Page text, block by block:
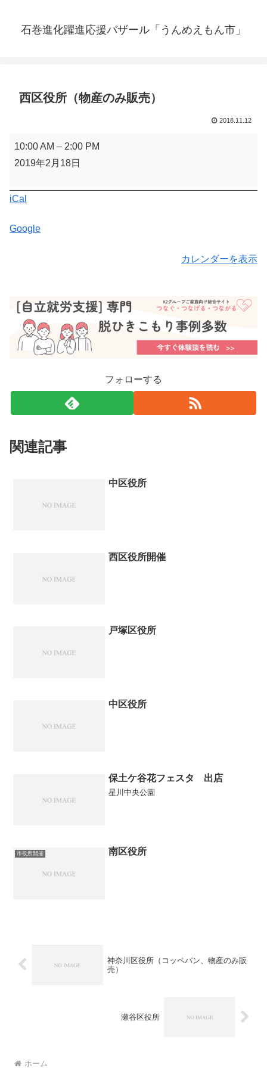
石巻進化躍進応援バザール「うんめえもん市」
西区役所（物産のみ販売）
2018.11.12
西
区
所
産
10:00 AM – 2:00 PM
2019年2月18日
iCal
Google
カレンダーを表示
フォローする
関連記事
中区役所
西区役所開催
戸塚区役所
中区役所
保土ケ谷花フェスタ 出店
星川中央公園
市役所開催 南区役所
神奈川区役所（コッペパン、物産のみ販
売）
瀬谷区役所
ホーム